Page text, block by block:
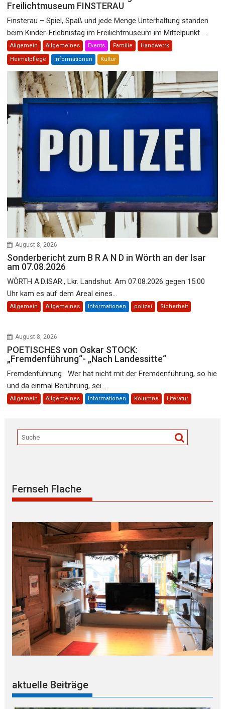
Freilichtmuseum FINSTERAU
Finsterau – Spiel, Spaß und jede Menge Unterhaltung standen
beim Kinder-Erlebnistag im Freilichtmuseum im Mittelpunkt....
Allgemein Allgemeines Events Familie Handwerrk
Heimatpflege Informationen Kultur
August 8, 2026
Sonderbericht zum B R A N D in Wörth an der Isar
am 07.08.2026
WÖRTH A.D.ISAR., Lkr. Landshut. Am 07.08.2026 gegen 15:00
Uhr kam es auf dem Areal eines...
Allgemein Allgemeines Informationen polizei Sicherheit
August 8, 2026
POETISCHES von Oskar STOCK:
„Fremdenführung“- „Nach Landessitte“
Fremdenführung Wer hat nicht mit der Fremdenführung, so hie
und da einmal Berührung, sei...
Allgemein Allgemeines Informationen Kolumne Literatur
Fernseh Flache
aktuelle Beiträge